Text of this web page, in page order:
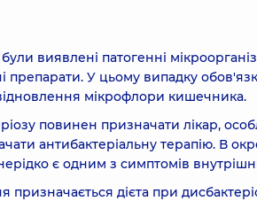
виявлені патогенні
препарати. У цьому випадку
мікрофлори кишечника.
повинен призначати лікар,
антибактеріальну терапію. В
є одним з симптомів
дієта при